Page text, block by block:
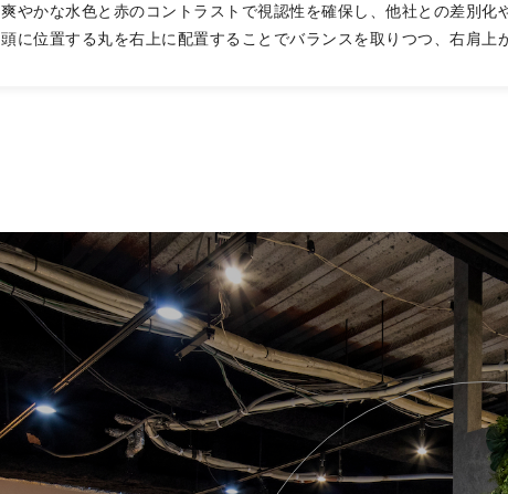
爽やかな水色と赤のコントラストで視認性を確保し、他社との差別化
頭に位置する丸を右上に配置することでバランスを取りつつ、右肩上